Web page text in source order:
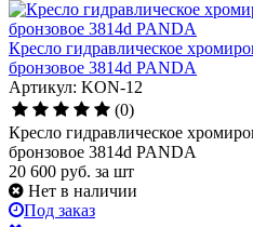
Кресло гидравлическое
бронзовое 3814d PANDA
Артикул: KON-12
(0)
Кресло гидравлическое
бронзовое 3814d PANDA
20 600 руб. за шт
Нет в наличии
Под заказ